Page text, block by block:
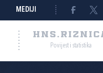
MEDIJI
Povijest i statistika